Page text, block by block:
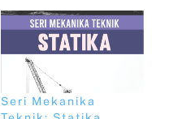
Seri Mekanika